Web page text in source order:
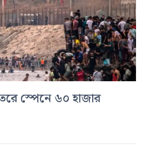
স্পেনে ৬০ হাজার